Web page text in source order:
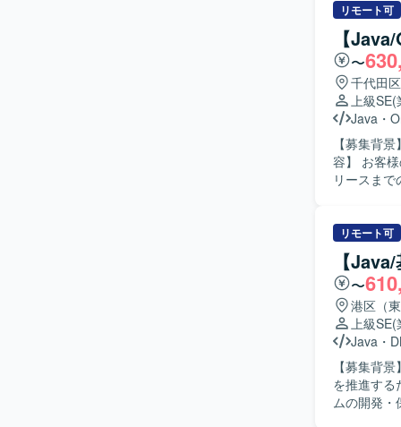
てクラウ
【求める
ステムの
一に考えて
きに取り組める方を想定
システム
件定義から
ラウド、ミ
および
各種ミドル
リモート可
【
〜
千代田
上級SE(
Java ・
【募集背景
容】 お客
リースま
に行っていただける方
務を通じ
具合調査
境】 Java
リモート可
【
〜
港区（
上級SE(
Java ・
【募集背
を推進するため
ムの開発・